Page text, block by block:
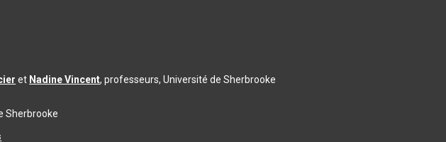
et Nadine Vincent, professeurs, Université de Sherbrooke
Sherbrooke